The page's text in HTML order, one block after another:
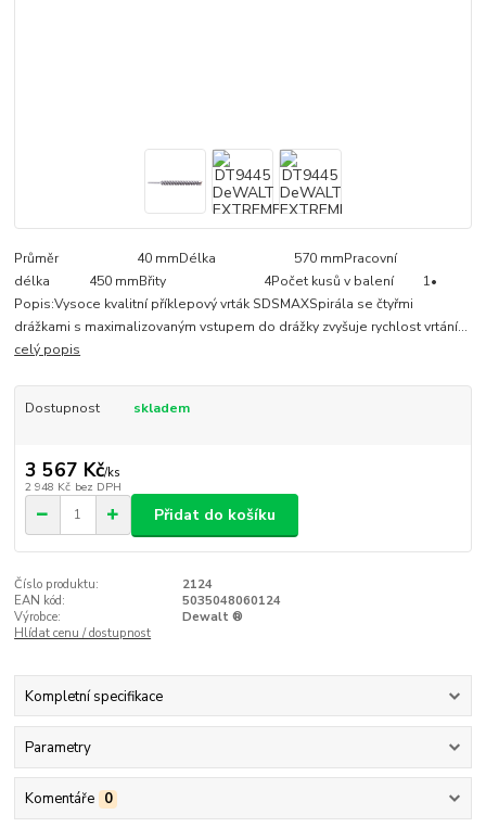
Průměr 40 mmDélka 570 mmPracovní
délka 450 mmBřity 4Počet kusů v balení 1•
Popis:Vysoce kvalitní příklepový vrták SDSMAXSpirála se čtyřmi
drážkami s maximalizovaným vstupem do drážky zvyšuje rychlost vrtání...
celý popis
Dostupnost skladem
3 567 Kč/ks
2 948 Kč bez DPH
Přidat do košíku
Číslo produktu:
2124
EAN kód:
5035048060124
Výrobce:
Dewalt ®
Hlídat cenu / dostupnost
Kompletní specifikace
Parametry
Komentáře 0